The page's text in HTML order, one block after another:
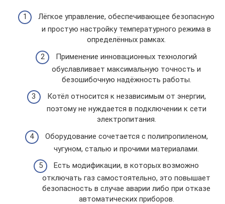
Лёгкое управление, обеспечивающее безопасную
и простую настройку температурного режима в
определённых рамках.
Применение инновационных технологий
обуславливает максимальную точность и
безошибочную надёжность работы.
Котёл относится к независимым от энергии,
поэтому не нуждается в подключении к сети
электропитания.
Оборудование сочетается с полипропиленом,
чугуном, сталью и прочими материалами.
Есть модификации, в которых возможно
отключать газ самостоятельно, это повышает
безопасность в случае аварии либо при отказе
автоматических приборов.